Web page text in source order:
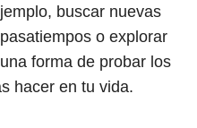
buscar nuevas
o explorar
forma de probar los
hacer en tu vida.